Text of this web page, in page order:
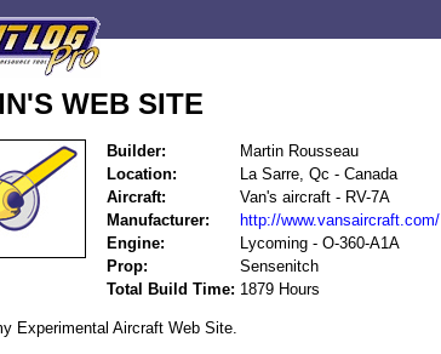
WEB SITE
Builder:
Martin Rousseau
Location:
La Sarre, Qc - Canada
Aircraft:
Van's aircraft - RV-7A
Manufacturer:
http://www.vansaircraft.com/
Engine:
Lycoming - O-360-A1A
Prop:
Sensenitch
Total Build Time: 1879 Hours
Experimental Aircraft Web Site.